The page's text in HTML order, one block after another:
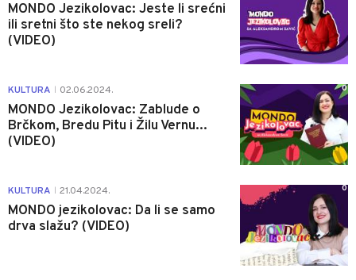
MONDO Jezikolovac: Jeste li srećni
ili sretni što ste nekog sreli?
(VIDEO)
KULTURA 02.06.2024.
MONDO Jezikolovac: Zablude o
Brčkom, Bredu Pitu i Žilu Vernu...
(VIDEO)
0
KULTURA 21.04.2024.
MONDO jezikolovac: Da li se samo
drva slažu? (VIDEO)
0